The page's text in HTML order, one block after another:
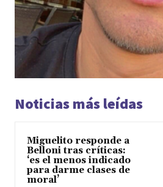
Noticias más leídas
Miguelito responde a
Belloni tras críticas:
‘es el menos indicado
para darme clases de
moral’